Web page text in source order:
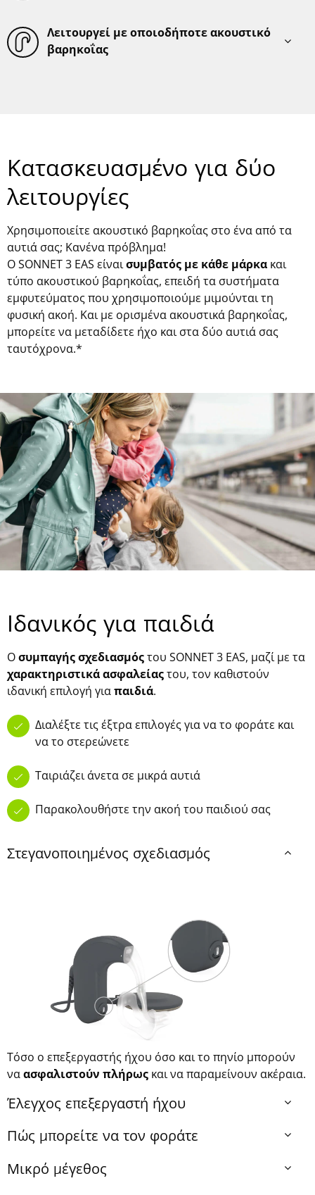
Λειτουργεί με οποιοδήποτε ακουστικό
βαρηκοΐας
Κατασκευασμένο για δύο
λειτουργίες
Χρησιμοποιείτε ακουστικό βαρηκοΐας στο ένα από τα
αυτιά σας; Κανένα πρόβλημα!
Ο SONNET 3 EAS είναισυμβατός με κάθε μάρκα και
τύπο ακουστικού βαρηκοΐας, επειδή τα συστήματα
εμφυτεύματος που χρησιμοποιούμε μιμούνται τη
φυσική ακοή. Και με ορισμένα ακουστικά βαρηκοΐας,
μπορείτε να μεταδίδετε ήχο και στα δύο αυτιά σας
ταυτόχρονα.*
Ιδανικός για παιδιά
Οσυμπαγής σχεδιασμόςτου SONNET 3 EAS, μαζί με τα
χαρακτηριστικά ασφαλείαςτου, τον καθιστούν
ιδανική επιλογή γιαπαιδιά.
Διαλέξτε τις έξτρα επιλογές για να το φοράτε και
να το στερεώνετε
Ταιριάζει άνετα σε μικρά αυτιά
Παρακολουθήστε την ακοή του παιδιού σας
Στεγανοποιημένος σχεδιασμός
Τόσο ο επεξεργαστής ήχου όσο και το πηνίο μπορούν
ναασφαλιστούν πλήρως και να παραμείνουν ακέραια.
Έλεγχος επεξεργαστή ήχου
Πώς μπορείτε να τον φοράτε
Μικρό μέγεθος